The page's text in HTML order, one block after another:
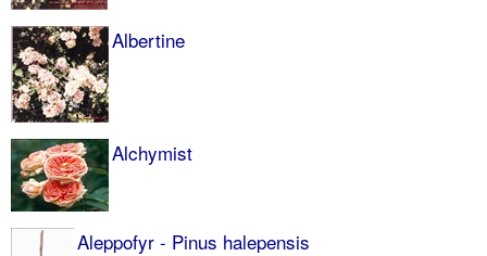
Albertine
Alchymist
Aleppofyr - Pinus halepensis